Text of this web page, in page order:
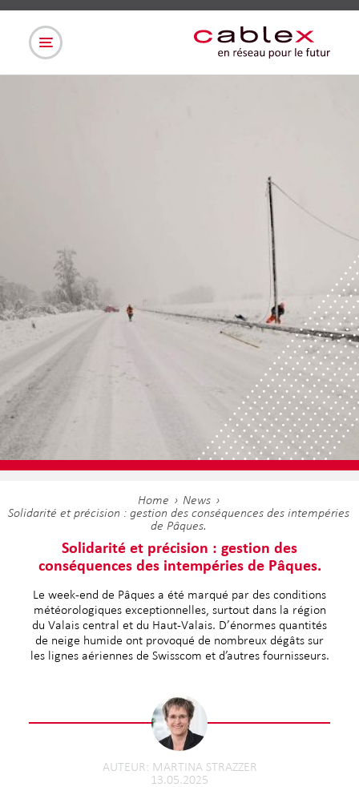
Home
News
Solidarité et précision : gestion des conséquences des intempéries
de Pâques.
Solidarité et précision : gestion des
conséquences des intempéries de Pâques.
Le week-end de Pâques a été marqué par des conditions
météorologiques exceptionnelles, surtout dans la région
du Valais central et du Haut-Valais. D’énormes quantités
de neige humide ont provoqué de nombreux dégâts sur
les lignes aériennes de Swisscom et d’autres fournisseurs.
13.05.2025
AUTEUR MARTINA STRAZZER